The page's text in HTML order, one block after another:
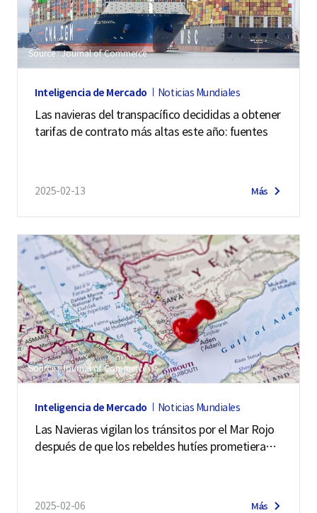
Source : Journal of Commerce
Inteligencia de Mercado Noticias Mundiales
Las navieras del transpacífico decididas a obtener
tarifas de contrato más altas este año: fuentes
2025-02-13 Más
Source : Journal of Commerce
Inteligencia de Mercado Noticias Mundiales
Las Navieras vigilan los tránsitos por el Mar Rojo
después de que los rebeldes hutíes prometieran
2025-02-06 Más